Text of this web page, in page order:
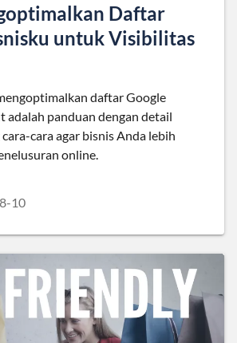
Daftar
untuk Visibilitas
daftar Google
adalah panduan dengan detail
cara agar bisnis Anda lebih
online.
10